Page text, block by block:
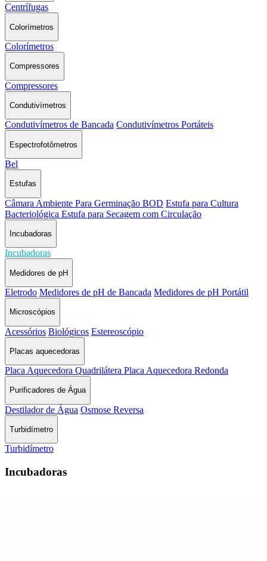
Centrífugas
Colorímetros
Colorímetros
Compressores
Compressores
Condutivímetros
Condutivímetros de Bancada Condutivímetros Portáteis
Espectrofotômetros
Bel
Estufas
Câmara Ambiente Para Germinação BOD Estufa para Cultura
Bacteriológica Estufa para Secagem com Circulação
Incubadoras
Incubadoras
Medidores de pH
Eletrodo Medidores de pH de Bancada Medidores de pH Portátil
Microscópios
Acessórios Biológicos Estereoscópio
Placas aquecedoras
Placa Aquecedora Quadrilátera Placa Aquecedora Redonda
Purificadores de Água
Destilador de Água Osmose Reversa
Turbidímetro
Turbidímetro
Incubadoras